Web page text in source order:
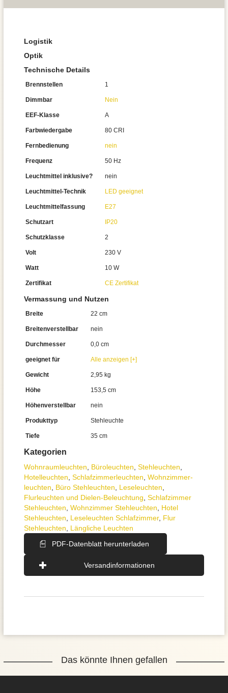
Kategorien
Wohnraum­leuchten Büroleuchten Stehleuchten
Hotelleuchten Schlafzimmer­leuchten Wohnzimmer­
leuchten
Büro Stehleuchten Leseleuchten
Flurleuchten und Dielen-Beleuchtung Schlafzimmer
Stehleuchten Wohnzimmer Stehleuchten
Hotel
Stehleuchten
Leseleuchten Schlafzimmer, Flur
Stehleuchten
Längliche Leuchten
PDF-Datenblatt herunterladen
Versandinformationen
Logistik
Optik
Technische Details
Brennstellen 1
Dimmbar Nein
EEF-Klasse A
Farbwiedergabe 80 CRI
Fernbedienung nein
Frequenz 50 Hz
Leuchtmittel inklusive? nein
Leuchtmittel-Technik LED geeignet
Leuchtmittelfassung E27
Schutzart IP20
Schutzklasse 2
Volt 230 V
Watt 10 W
Zertifikat CE Zertifikat
Vermassung und Nutzen
Breite 22 cm
Breitenverstellbar nein
Durchmesser 0,0 cm
geeignet für Alle anzeigen [+]
Gewicht 2,95 kg
Höhe 153,5 cm
Höhenverstellbar nein
Produkttyp Stehleuchte
Tiefe 35 cm
Das könnte Ihnen gefallen